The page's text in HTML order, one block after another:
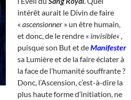
intérêt aurait le Divin de faire
« ascensionner » un être humain,
et donc, de le rendre « invisible« ,
puisque son But et deManifester
sa Lumière et de la faire éclater à
la face de l’humanité souffrante ?
Donc, l’Ascension, c’est-à-dire la
plus haute forme d’initiation, ne